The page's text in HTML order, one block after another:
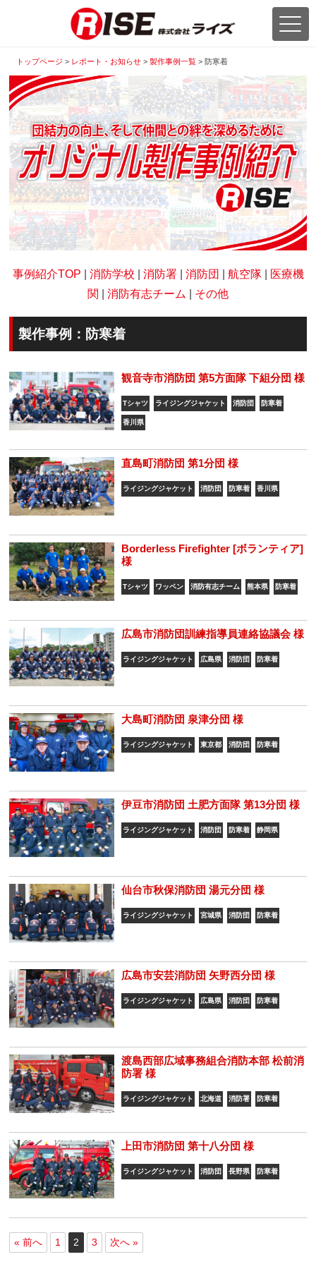
トップページ > レポート・お知らせ >製作事例一覧 >防寒着
事例紹介TOP 消防学校 消防署| 消防団 航空隊|
医療機
関
消防有志チーム その他
製作事例：防寒着
観音寺市消防団 第5方面隊 下組分団 様
Tシャツ ライジングジャケット 消防団 防寒着
香川県
直島町消防団 第1分団 様
ライジングジャケット 消防団 防寒着 香川県
Borderless Firefighter [ボランティア]
様
Tシャツ ワッペン 消防有志チーム 熊本県 防寒着
広島市消防団訓練指導員連絡協議会 様
ライジングジャケット 広島県 消防団 防寒着
大島町消防団 泉津分団 様
ライジングジャケット 東京都 消防団 防寒着
伊豆市消防団 土肥方面隊 第13分団 様
ライジングジャケット 消防団 防寒着 静岡県
仙台市秋保消防団 湯元分団 様
ライジングジャケット 宮城県 消防団 防寒着
広島市安芸消防団 矢野西分団 様
ライジングジャケット 広島県 消防団 防寒着
渡島西部広域事務組合消防本部 松前消
防署 様
ライジングジャケット 北海道 消防署 防寒着
上田市消防団 第十八分団 様
ライジングジャケット 消防団 長野県 防寒着
« 前へ 1 2 3 次へ »